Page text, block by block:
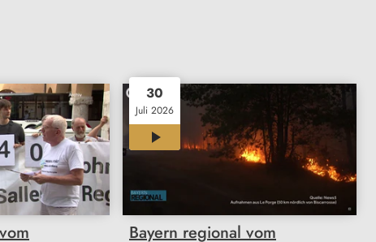
30
Juli 2026
Bayern regional vom